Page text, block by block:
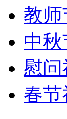
教师
中
慰问
春节